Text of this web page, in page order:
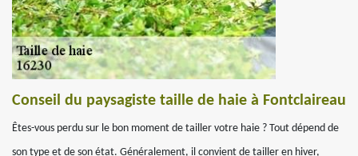
Conseil du paysagiste taille de haie à Fontclaireau
Êtes-vous perdu sur le bon moment de tailler votre haie ? Tout dépend de
son type et de son état. Généralement, il convient de tailler en hiver,